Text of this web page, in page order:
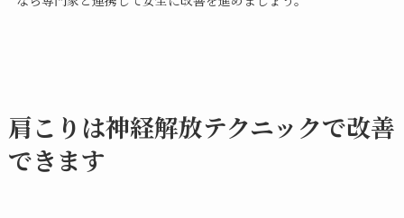
肩こりは神経解放テクニックで改善
できます